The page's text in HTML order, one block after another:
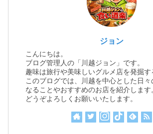
ジョン
こんにちは。
ブログ管理人の「川越ジョン」です。
趣味は旅行や美味しいグルメ店を発掘す
このブログでは、川越を中心とした日々
なることやおすすめのお店を紹介します
どうぞよろしくお願いいたします。